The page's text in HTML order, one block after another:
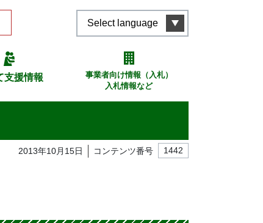
Select language
支援情報
事業者向け情報（入札）
入札情報など
2013年10月15日 コンテンツ番号 1442